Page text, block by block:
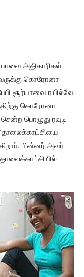
அதிகாரிகள்
கொரோனா
சூர்யாவை ரயில்வே
கொரோனா
பொழுது ரவுடி
பின்னர் அவர்